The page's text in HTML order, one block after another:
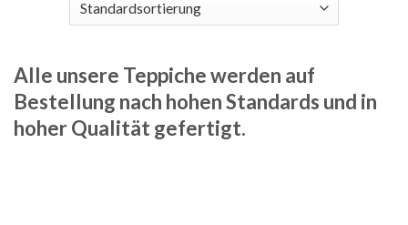
Alle unsere Teppiche werden auf
Bestellung nach hohen Standards und in
hoher Qualität gefertigt.